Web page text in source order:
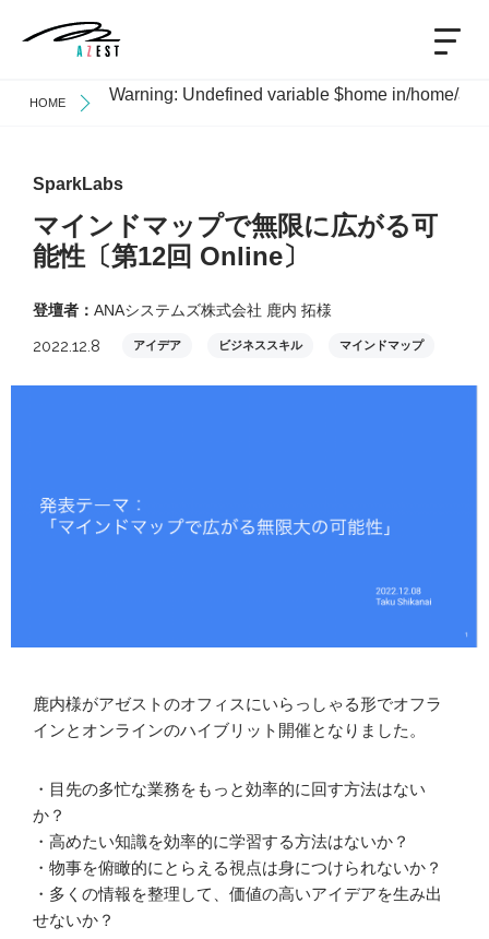
HOME Warning: Undefined variable $home in/home/
SparkLabs
マインドマップで無限に広がる可
能性〔第12回 Online〕
登壇者： ANAシステムズ株式会社 鹿内 拓様
2022.12.8 アイデア ビジネススキル マインドマップ
鹿内様がアゼストのオフィスにいらっしゃる形でオフラ
インとオンラインのハイブリット開催となりました。
・目先の多忙な業務をもっと効率的に回す方法はない
か？
・高めたい知識を効率的に学習する方法はないか？
・物事を俯瞰的にとらえる視点は身につけられないか？
・多くの情報を整理して、価値の高いアイデアを生み出
せないか？